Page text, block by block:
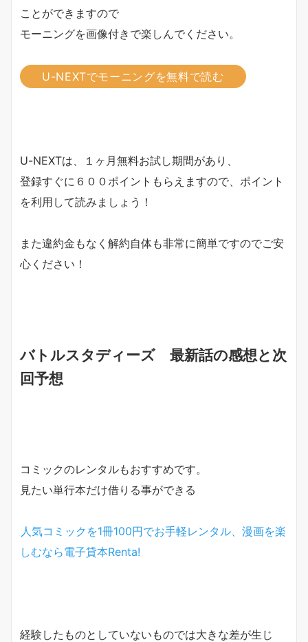
ことができますので
モーニングを画像付きで楽しんでください。
U-NEXTでモーニングを無料で読む
U-NEXTは、１ヶ月無料お試し期間があり、
登録すぐに６００ポイントもらえますので、ポイント
を利用して読みましょう！
また違約金もなく解約自体も非常に簡単ですのでご安
心ください！
バトルスタディーズ 最新話の感想と次
回予想
コミックのレンタルもおすすめです。
見たい単行本だけ借りる事ができる
人気コミックを1冊100円でお手軽レンタル、漫画を楽
しむなら電子貸本Renta!
経験したものとしていないものでは大きな差が生じ